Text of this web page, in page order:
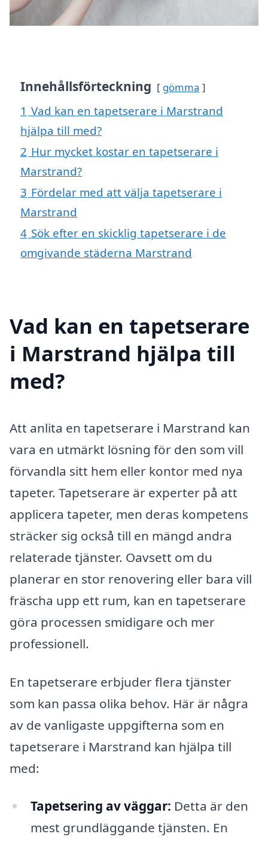
Innehållsförteckning gömma
1 Vad kan en tapetserare i Marstrand
hjälpa till med?
2 Hur mycket kostar en tapetserare i
Marstrand?
3 Fördelar med att välja tapetserare i
Marstrand
4 Sök efter en skicklig tapetserare i de
omgivande städerna Marstrand
Vad kan en tapetserare
i Marstrand hjälpa till
med?
Att anlita en tapetserare i Marstrand kan
vara en utmärkt lösning för den som vill
förvandla sitt hem eller kontor med nya
tapeter. Tapetserare är experter på att
applicera tapeter, men deras kompetens
sträcker sig också till en mängd andra
relaterade tjänster. Oavsett om du
planerar en stor renovering eller bara vill
fräscha upp ett rum, kan en tapetserare
göra processen smidigare och mer
professionell.
En tapetserare erbjuder flera tjänster
som kan passa olika behov. Här är några
av de vanligaste uppgifterna som en
tapetserare i Marstrand kan hjälpa till
med:
Tapetsering av väggar: Detta är den
mest grundläggande tjänsten. En